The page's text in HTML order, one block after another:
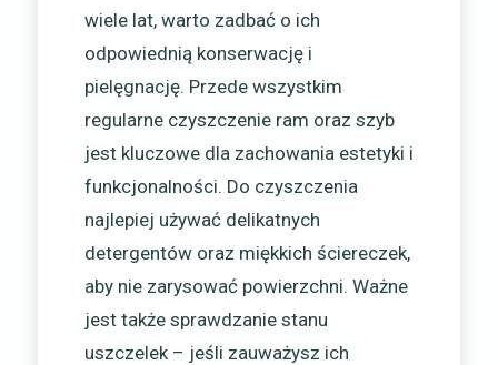
wiele lat, warto zadbać o ich
odpowiednią konserwację i
pielęgnację. Przede wszystkim
regularne czyszczenie ram oraz szyb
jest kluczowe dla zachowania estetyki i
funkcjonalności. Do czyszczenia
najlepiej używać delikatnych
detergentów oraz miękkich ściereczek,
aby nie zarysować powierzchni. Ważne
jest także sprawdzanie stanu
uszczelek – jeśli zauważysz ich